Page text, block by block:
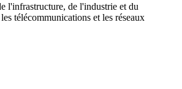
l'infrastructure, de l'industrie et du
télécommunications et les réseaux